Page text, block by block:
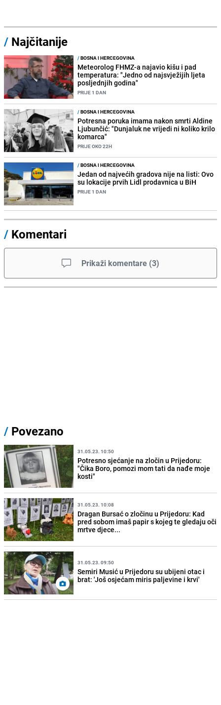
/ Najčitanije
/BOSNA I HERCEGOVINA
Meteorolog FHMZ-a najavio kišu i pad
temperatura: "Jedno od najsvježijih ljeta
posljednjih godina"
PRIJE 1 DAN
/BOSNA I HERCEGOVINA
Potresna poruka imama nakon smrti Aldine
Ljubunčić: "Dunjaluk ne vrijedi ni koliko krilo
komarca"
PRIJE OKO 22H
/BOSNA I HERCEGOVINA
Jedan od najvećih gradova nije na listi: Ovo
su lokacije prvih Lidl prodavnica u BiH
PRIJE 1 DAN
/ Komentari
Prikaži komentare (3)
/ Povezano
31.05.23. 10:50
Potresno sjećanje na zločin u Prijedoru:
"Čika Boro, pomozi mom tati da nađe moje
kosti"
31.05.23. 10:08
Dragan Bursać o zločinu u Prijedoru: Kad
pred sobom imaš papir s kojeg te gledaju oči
mrtve djece...
31.05.23. 09:50
Semiri Musić u Prijedoru su ubijeni otac i
brat: 'Još osjećam miris paljevine i krvi'